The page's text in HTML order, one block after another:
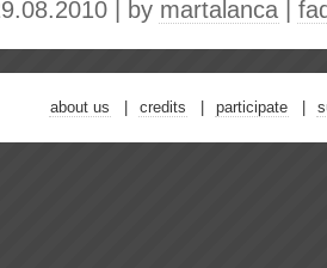
| by martalanca
about us credits participate